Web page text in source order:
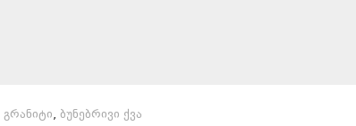
გრანიტი, ბუნებრივი ქვა